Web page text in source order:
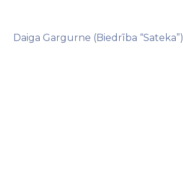
Daiga Gargurne (Biedrība “Sateka”)